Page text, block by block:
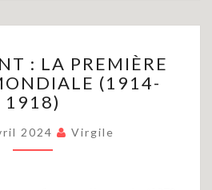
:
LA
PREMIÈRE
MONDIALE
(1914-
: LA PREMIÈRE
(1914-
1918)
2024 Virgile